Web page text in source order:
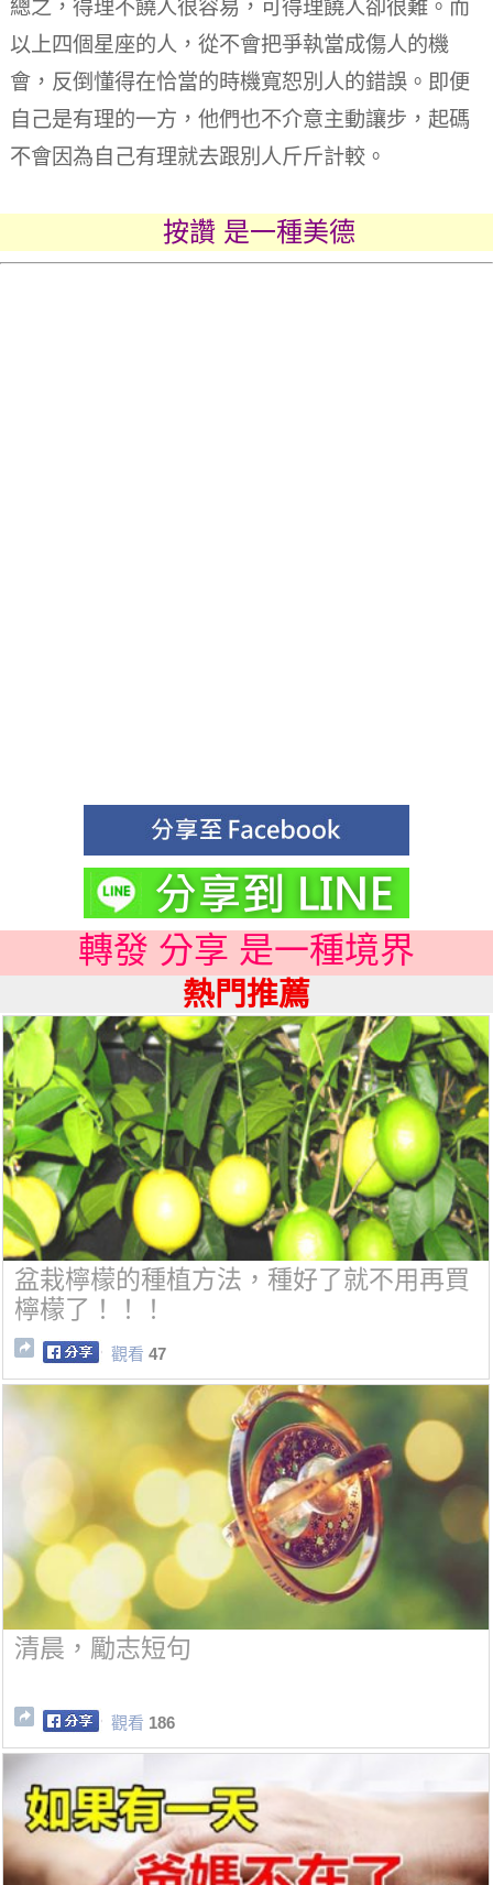
總之，得理不饒人很容易，可得理饒人卻很難。 而
以上四個星座的人，從不會把爭執當成傷人的機
會，反倒懂得在恰當的時機寬恕別人的錯誤。 即便
自己是有理的一方，他們也不介意主動讓步，起碼
不會因為自己有理就去跟別人斤斤計較。
按讚 是一種美德
轉發 分享 是一種境界
熱門推薦
盆栽檸檬的種植方法，種好了就不用再買
檸檬了！！！
觀看 47
清晨，勵志短句
觀看 186